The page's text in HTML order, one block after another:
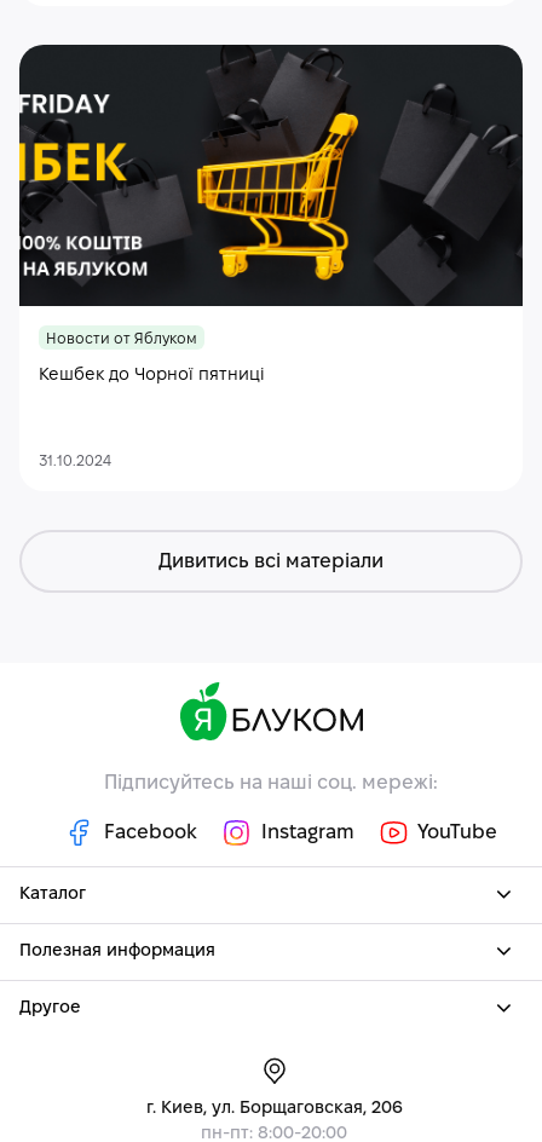
Новости от Яблуком
Кешбек до Чорної пятниці
31.10.2024
Дивитись всі матеріали
Підписуйтесь на наші соц. мережі:
Facebook Instagram YouTube
Каталог
Полезная информация
Другое
г. Киев, ул. Борщаговская, 206
пн-пт: 8:00-20:00